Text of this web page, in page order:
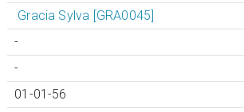
Gracia Sylva [GRA0045]
-
-
01-01-56